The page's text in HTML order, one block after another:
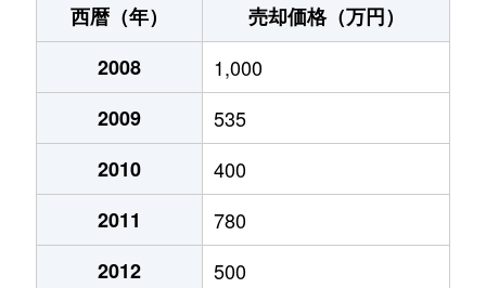
西暦（年）
売却価格（万円）
2008
1,000
2009
535
2010
400
2011
780
2012
500